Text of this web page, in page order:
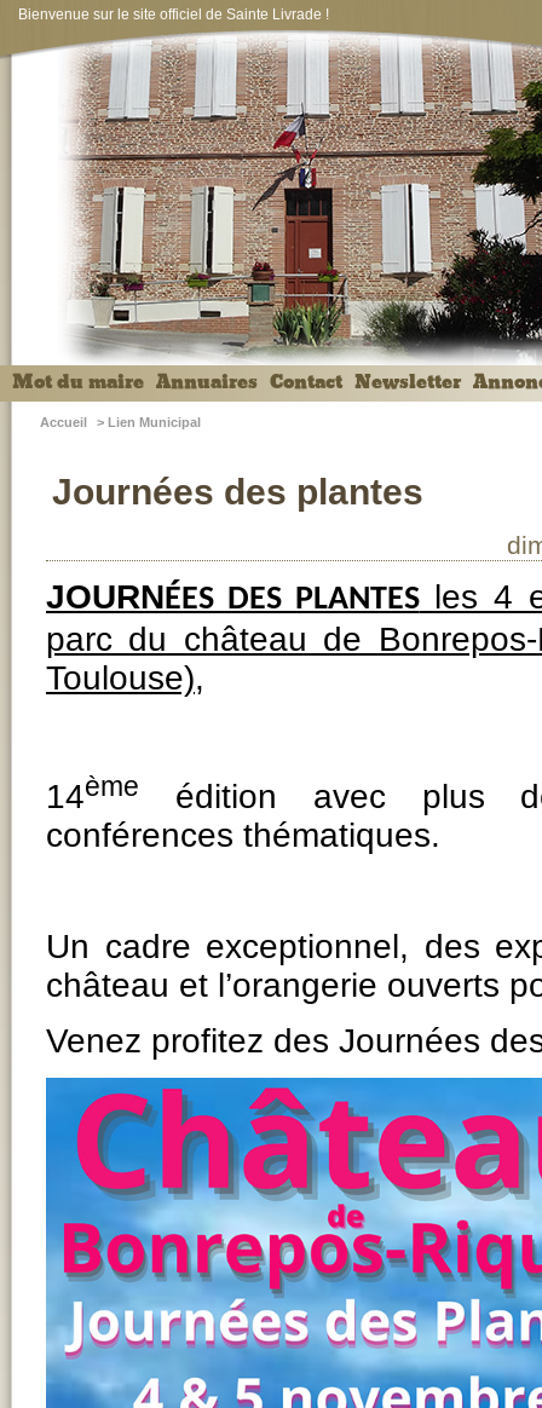
Bienvenue sur le site officiel de Sainte Livrade !
Mot du maire Annuaires Contact Newsletter
Accueil > Lien Municipal
Journées des plantes
JOURN ÉES DES PLANTESles 4
parc du château de
Toulouse),
14ème
édition avec plus
conférences thématiques.
Un cadre exceptionnel, des
château et l’orangerie ouverts
Venez profitez des Journées